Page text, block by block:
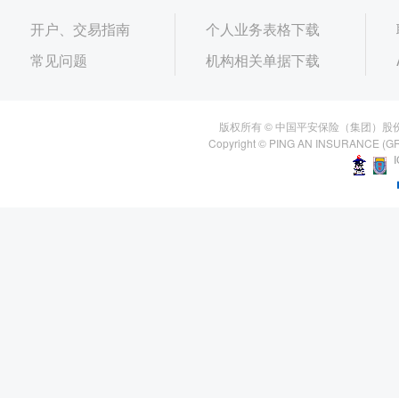
开户、交易指南
常见问题
个人业务表格下载
机构相关单据下载
版权所有 © 中国平安保险（集团）股
Copyright © PING AN INSURANCE